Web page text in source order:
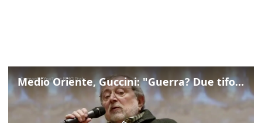
Medio Oriente, Guccini: "Guerra? Due tifoserie che si urlano contro e dimenticano vittime"